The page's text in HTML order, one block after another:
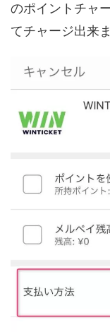
のポイントチャ
てチャージ出来